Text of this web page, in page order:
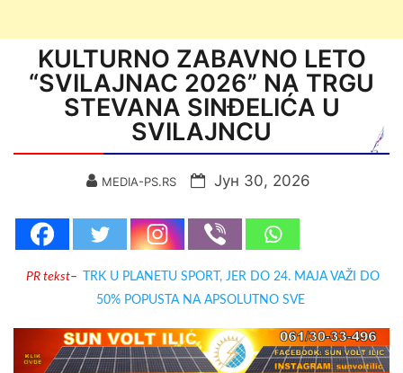
KULTURNO ZABAVNO LETO
“SVILAJNAC 2026” NA TRGU
STEVANA SINĐELIĆA U
SVILAJNCU
MEDIA-PS.RS Јун 30, 2026
PR tekst–
TRK U PLANETU SPORT, JER DO 24. MAJA VAŽI DO
50% POPUSTA NA APSOLUTNO SVE